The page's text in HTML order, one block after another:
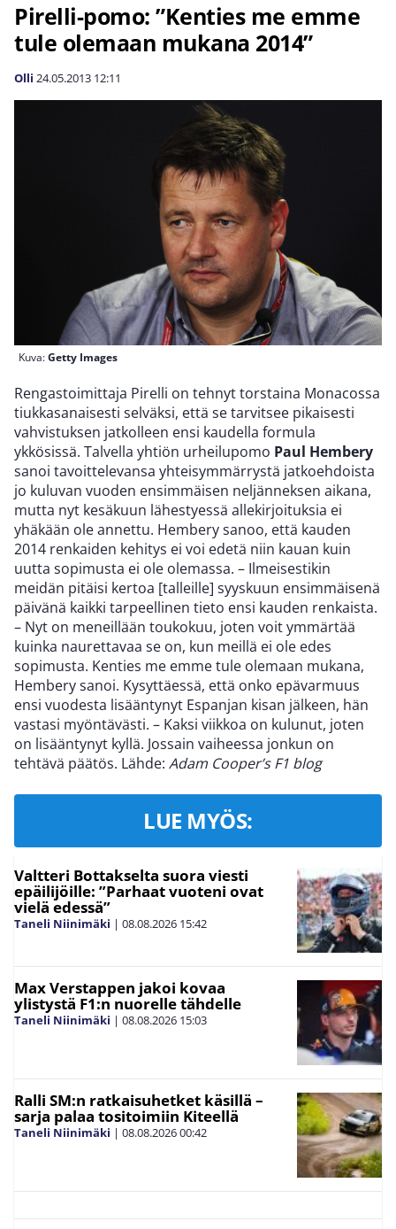
Pirelli-pomo: ”Kenties me emme
tule olemaan mukana 2014”
Olli 24.05.2013 12:11
Kuva:Getty Images
Rengastoimittaja Pirelli on tehnyt torstaina Monacossa
tiukkasanaisesti selväksi, että se tarvitsee pikaisesti
vahvistuksen jatkolleen ensi kaudella formula
ykkösissä. Talvella yhtiön urheilupomo Paul Hembery
sanoi tavoittelevansa yhteisymmärrystä jatkoehdoista
jo kuluvan vuoden ensimmäisen neljänneksen aikana,
mutta nyt kesäkuun lähestyessä allekirjoituksia ei
yhäkään ole annettu. Hembery sanoo, että kauden
2014 renkaiden kehitys ei voi edetä niin kauan kuin
uutta sopimusta ei ole olemassa. – Ilmeisestikin
meidän pitäisi kertoa [talleille] syyskuun ensimmäisenä
päivänä kaikki tarpeellinen tieto ensi kauden renkaista.
– Nyt on meneillään toukokuu, joten voit ymmärtää
kuinka naurettavaa se on, kun meillä ei ole edes
sopimusta. Kenties me emme tule olemaan mukana,
Hembery sanoi. Kysyttäessä, että onko epävarmuus
ensi vuodesta lisääntynyt Espanjan kisan jälkeen, hän
vastasi myöntävästi. – Kaksi viikkoa on kulunut, joten
on lisääntynyt kyllä. Jossain vaiheessa jonkun on
tehtävä päätös. Lähde: Adam Cooper’s F1 blog
LUE MYÖS:
Valtteri Bottakselta suora viesti
epäilijöille: ”Parhaat vuoteni ovat
vielä edessä”
Taneli Niinimäki | 08.08.2026 15:42
Max Verstappen jakoi kovaa
ylistystä F1:n nuorelle tähdelle
Taneli Niinimäki | 08.08.2026 15:03
Ralli SM:n ratkaisuhetket käsillä –
sarja palaa tositoimiin Kiteellä
Taneli Niinimäki | 08.08.202600:42